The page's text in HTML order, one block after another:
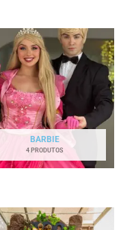
BARBIE
4 PRODUTOS